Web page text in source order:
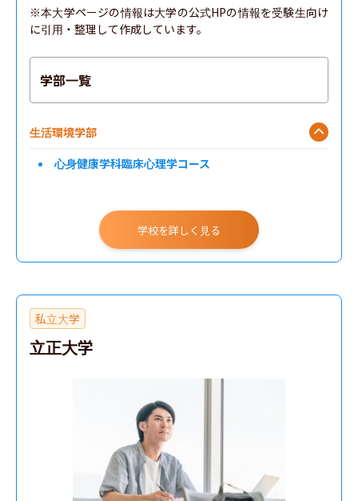
※本大学ページの情報は大学の公式HPの情報を受験生向け
に引用・整理して作成しています。
学部一覧
生活環境学部
心身健康学科臨床心理学コース
学校を詳しく見る
私立大学
立正大学